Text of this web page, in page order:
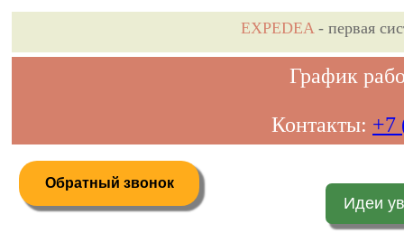
EXPEDEA- первая
График
Контакты: +7
Обратный звонок
Идеи